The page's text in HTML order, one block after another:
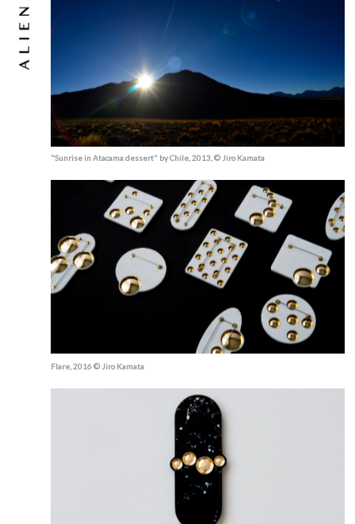
"Sunrise in Atacama dessert" by Chile, 2013, © Jiro Kamata
Flare, 2016 © Jiro Kamata